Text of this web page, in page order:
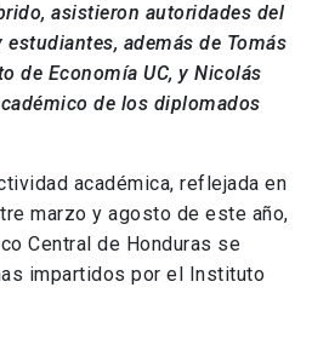
asistieron autoridades del
además de Tomás
de Economía UC, y Nicolás
de los diplomados
académica, reflejada en
marzo y agosto de este año,
Central de Honduras se
impartidos por el Instituto